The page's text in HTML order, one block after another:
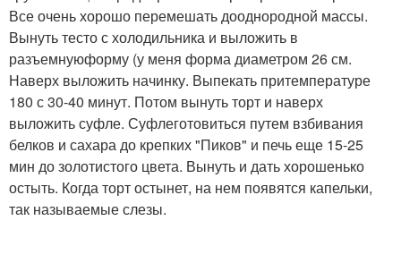
Все очень хорошо перемешать дооднородной массы.
Вынуть тесто с холодильника и выложить в
разъемнуюформу (у меня форма диаметром 26 см.
Наверх выложить начинку. Выпекать притемпературе
180 с 30-40 минут. Потом вынуть торт и наверх
выложить суфле. Суфлеготовиться путем взбивания
белков и сахара до крепких "Пиков" и печь еще 15-25
мин до золотистого цвета. Вынуть и дать хорошенько
остыть. Когда торт остынет, на нем появятся капельки,
так называемые слезы.